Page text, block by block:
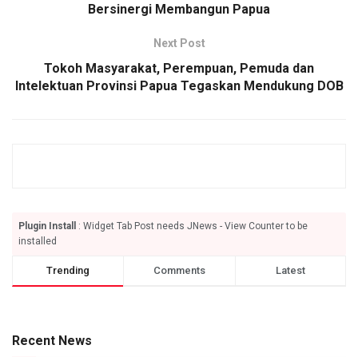
Bersinergi Membangun Papua
Next Post
Tokoh Masyarakat, Perempuan, Pemuda dan
Intelektuan Provinsi Papua Tegaskan Mendukung DOB
Plugin Install
: Widget Tab Post needs JNews - View Counter to be
installed
Trending Comments Latest
Recent News